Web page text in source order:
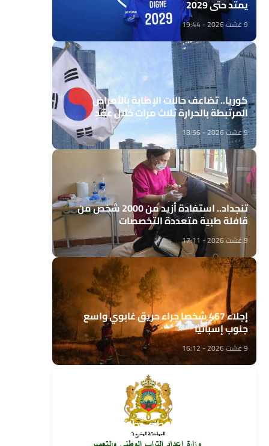
يمتد حتى 2029
9 غشت 2026 - 19:44
كوريا.. تضاعف حالات الإصابة بالأمراض
المرتبطة بالحرارة ثلاث مرات خلال عقد
9 غشت 2026 - 18:56
تنجداد.. استفادة أزيد من 2000 شخص من
قافلة طبية متعددة التخصصات
9 غشت 2026 - 17:11
إجلاء 467 شخصا جراء حريق غابوي واسع
جنوب إسبانيا
9 غشت 2026 - 16:12
وزارة إعداد التراب الوطني تطلق قافلة التعمير
والإسكان في خدمة مغاربة العالم